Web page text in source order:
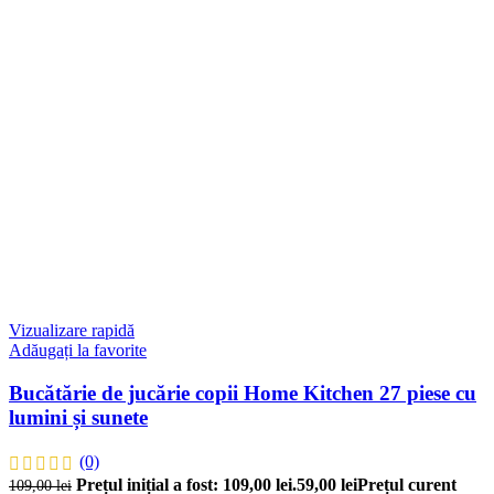
Vizualizare rapidă
Adăugați la favorite
Bucătărie de jucărie copii Home Kitchen 27 piese cu
lumini și sunete
(0)
109,00lei Prețul inițial a fost: 109,00 lei.59,00 leiPrețul curent